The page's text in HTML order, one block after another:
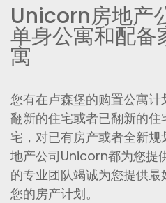
Unicorn房地产
单身公寓和配备
寓
您有在卢森堡的购置公寓
翻新的住宅或者已翻新的
宅，对已有房产或者全新
地产公司Unicorn都为您提
的专业团队竭诚为您提供
您的房产计划。